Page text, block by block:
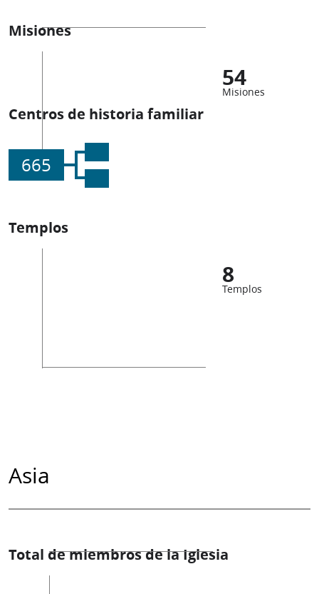
Misiones
54
Misiones
Centros de historia familiar
665
Templos
8
Templos
Asia
Total de miembros de la Iglesia